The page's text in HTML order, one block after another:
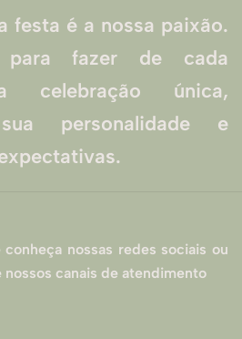
festa é a nossa paixão.
para fazer de cada
celebração única,
personalidade e
nossas redes sociais ou
canais de atendimento